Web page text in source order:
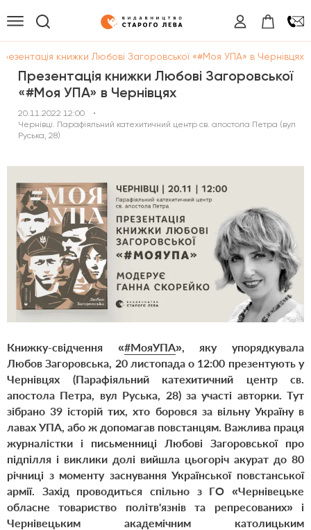
книжки Любові Загоровської «#Моя УПА» в Чернівцях
Презентація книжки Любові Загоровської
«#Моя УПА» в Чернівцях
20.11.2022 12:00
•
Чернівці. Парафіяльний катехитичний центр св. апостола Петра (вул
Руська, 28)
Книжку-свідчення «#МояУПА», яку упорядкувала
Любов Загоровська, 20 листопада о 12:00 презентують у
Чернівцях (Парафіяльний катехитичний центр св.
апостола Петра, вул Руська, 28) за участі авторки. Тут
зібрано 39 історій тих, хто боровся за вільну Україну в
лавах УПА, або ж допомагав повстанцям. Важлива праця
журналістки і письменниці Любові Загоровської про
підпілля і виклики долі вийшла цьогоріч акурат до 80
річниці з моменту заснування Української повстанської
армії. Захід проводиться спільно з ГО «Чернівецьке
обласне товариство політв'язнів та репресованих»і
Чернівецьким академічним католицьким